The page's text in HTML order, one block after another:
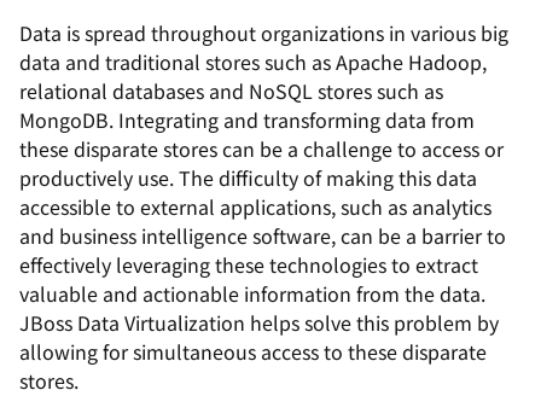
Data is spread throughout organizations in various big
data and traditional stores such as Apache Hadoop,
relational databases and NoSQL stores such as
MongoDB. Integrating and transforming data from
these disparate stores can be a challenge to access or
productively use. The difficulty of making this data
accessible to external applications, such as analytics
and business intelligence software, can be a barrier to
effectively leveraging these technologies to extract
valuable and actionable information from the data.
JBoss Data Virtualization helps solve this problem by
allowing for simultaneous access to these disparate
stores.